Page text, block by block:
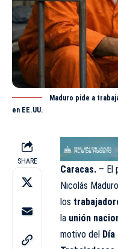
Maduro pide a
en EE.UU.
SHARE
Caracas. – El
Nicolás Maduro
los
la unión
motivo del